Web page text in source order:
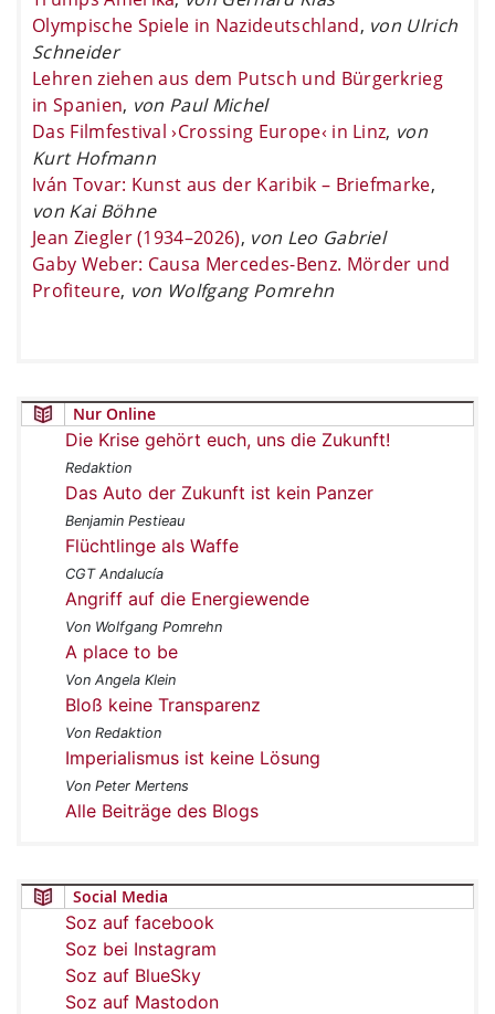
Olympische Spiele in Nazideutschland, von Ulrich
Schneider
Lehren ziehen aus dem Putsch und Bürgerkrieg
in Spanien, von Paul Michel
Das Filmfestival ›Crossing Europe‹ in Linz, von
Kurt Hofmann
Iván Tovar: Kunst aus der Karibik – Briefmarke,
von Kai Böhne
Jean Ziegler (1934–2026), von Leo Gabriel
Gaby Weber: Causa Mercedes-Benz. Mörder und
Profiteure, von Wolfgang Pomrehn
Nur Online
Die Krise gehört euch, uns die Zukunft!
Redaktion
Das Auto der Zukunft ist kein Panzer
Benjamin Pestieau
Flüchtlinge als Waffe
CGT Andalucía
Angriff auf die Energiewende
Von Wolfgang Pomrehn
A place to be
Von Angela Klein
Bloß keine Transparenz
Von Redaktion
Imperialismus ist keine Lösung
Von Peter Mertens
Alle Beiträge des Blogs
Social Media
Soz auf facebook
Soz bei Instagram
Soz auf BlueSky
Soz auf Mastodon